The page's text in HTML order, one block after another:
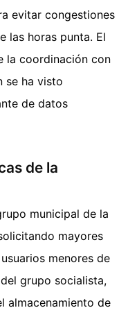
evitar congestiones
las horas punta. El
la coordinación con
se ha visto
de datos
de la
municipal de la
mayores
menores de
grupo socialista,
almacenamiento de